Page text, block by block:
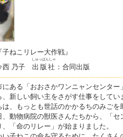
子ねこリレー大作戦』
西 乃子 出版社
しゅっぱんしゃ
：合同出版
ある「おおさかワンニャンセンタ
、新しい飼い主をさがす仕事をして
は、もっとも世話のかかるちのみご
動物病院の獣医さんたちから、「
「命のリレー」が始まりました。